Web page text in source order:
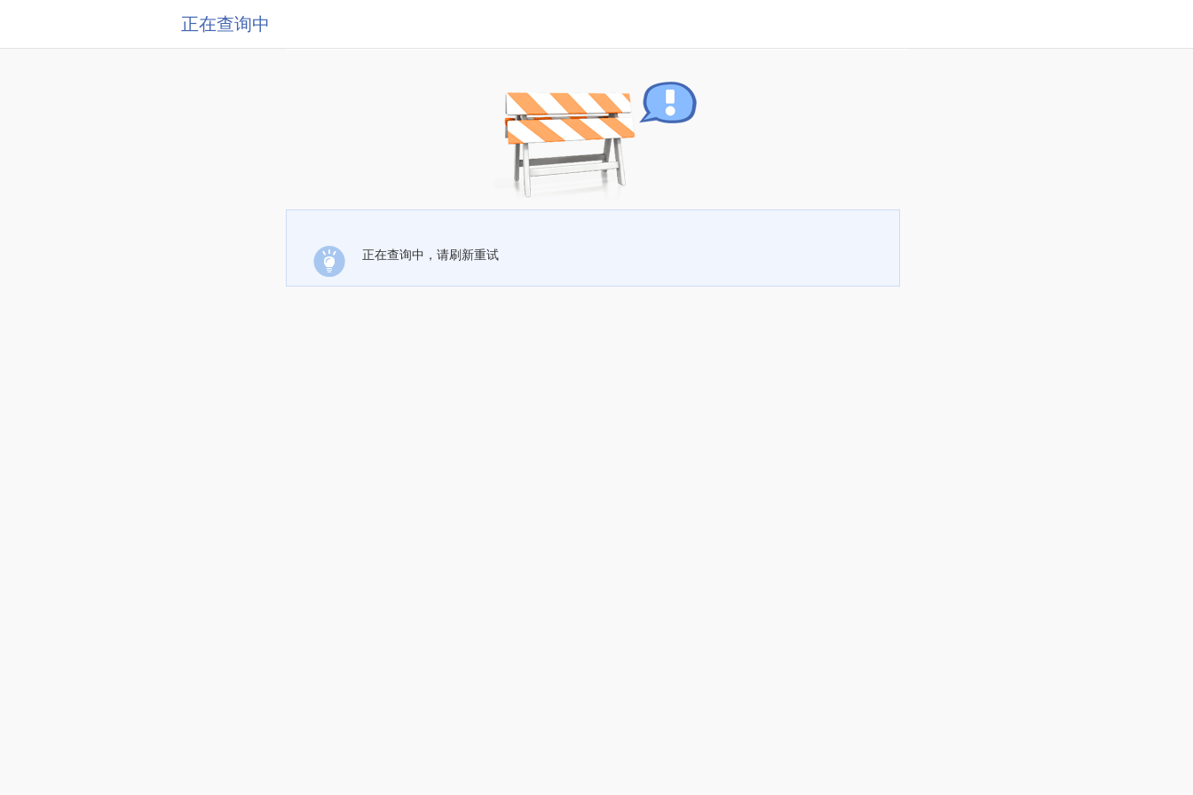
正在查询中
正在查询中，请刷新重试